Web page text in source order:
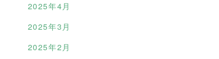
2025年4月
2025年3月
2025年2月